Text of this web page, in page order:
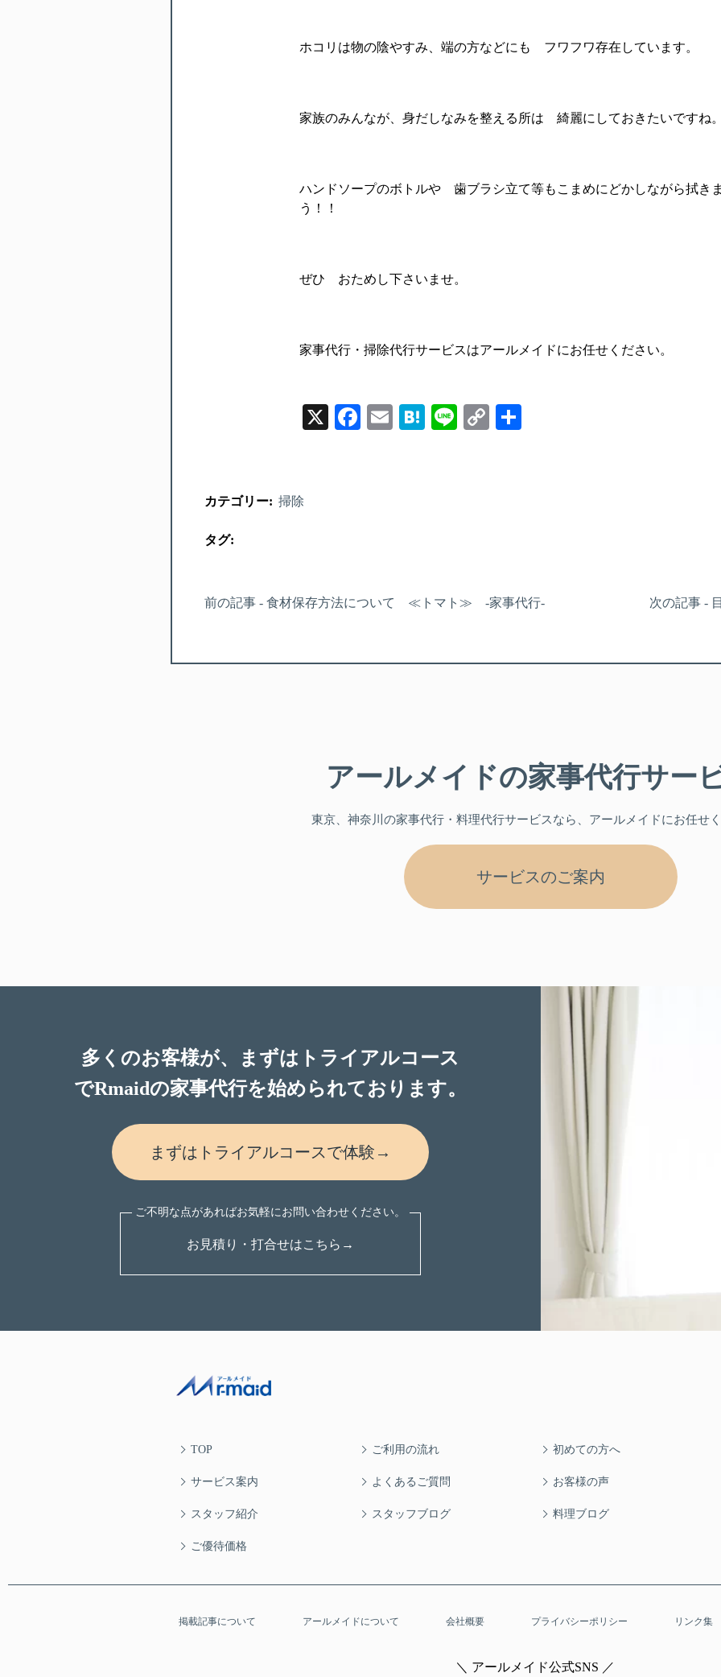
ホコリは物の陰やすみ、端の方などにも フワフワ存在しています。
家族のみんなが、身だしなみを整える所は 綺麗にしておきたいですね
ハンドソープのボトルや 歯ブラシ立て等もこまめにどかしながら拭き
う！！
ぜひ おためし下さいませ。
家事代行・掃除代行サービスはアールメイドにお任せください。
X Facebook
EmailHatenaLineCopy
カテゴリー: 掃除
タグ:
前の記事 - 食材保存方法について ≪トマト≫ -家事代行- 次の記事 -
アールメイドの家事代行サー
東京、神奈川 の家事代行・料理代行サービスなら、アールメイドにお任せ
サービスのご案内
多くのお客様が、まずはトライアルコース
でRmaidの家事代行を始められております。
まずはトライアルコースで体験→
お見積り・打合せはこちら→
TOP ご利用の流れ 初めての方へ
サービス案内 よくあるご質問 お客様の声
スタッフ紹介 スタッフブログ 料理ブログ
ご優待価格
掲載記事について アールメイドについて 会社概要 プライバシーポリシー リンク集
＼ アールメイド公式SNS ／